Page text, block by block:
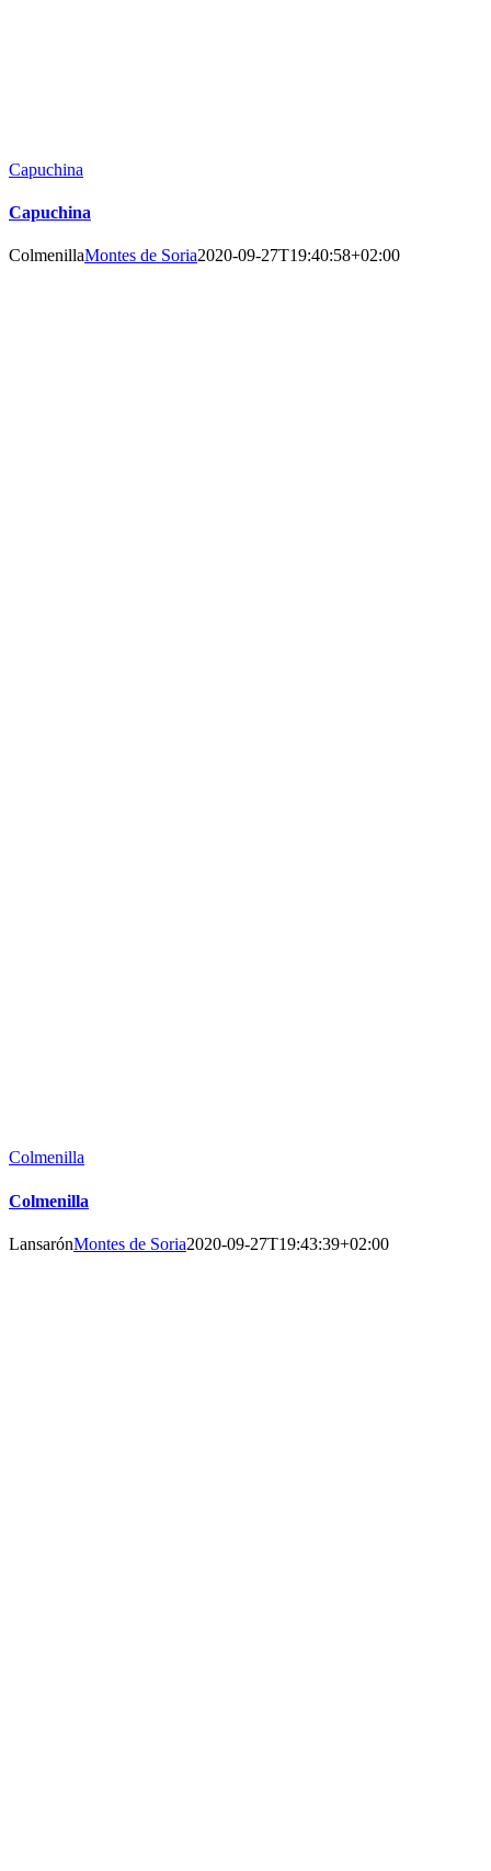
Capuchina
Capuchina
ColmenillaMontes de Soria2020-09-27T19:40:58+02:00
Colmenilla
Colmenilla
LansarónMontes de Soria2020-09-27T19:43:39+02:00